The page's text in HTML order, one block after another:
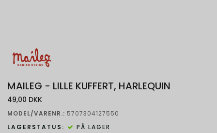
MAILEG - LILLE KUFFERT, HARLEQUIN
49,00 DKK
MODEL/VARENR.: 5707304127550
LAGERSTATUS:
PÅ LAGER